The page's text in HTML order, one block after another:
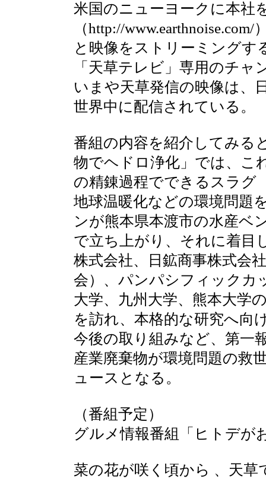
米国のニューヨークに本社
（http://www.earthnoise.com/
と映像をストリーミングす
「天草テレビ」専用のチ
いまや天草発信の映像は、
世界中に配信されている。
番組の内容を紹介してみる
物でヘドロ浄化」では、こ
の精錬過程でできるスラグ
地球温暖化などの環境問題
ンが熊本県本渡市の水産ベ
で立ち上がり、それに着目
株式会社、日鉱商事株式会
会）、パンパシフィックカ
大学、九州大学、熊本大学
を訪れ、本格的な研究へ向
今後の取り組みなど、第一
産業廃棄物が環境問題の救
ュースとなる。
（番組予定）
グルメ情報番組「ヒトデが
菜の花が咲く頃から 、天